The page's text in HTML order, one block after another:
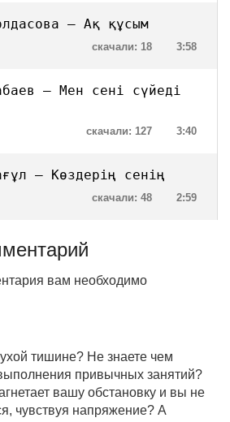
— Ақ құсым
3:58
скачали: 18
— Мен сені сүйеді
3:40
скачали: 127
— Көздерің сенің
2:59
скачали: 48
вам необходимо
тишине? Не знаете чем
привычных занятий?
вашу обстановку и вы не
чувствуя напряжение? А